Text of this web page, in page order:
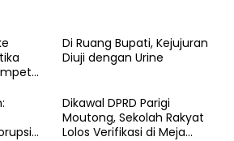
Di Ruang Bupati, Kejujuran
Diuji dengan Urine
Dikawal DPRD Parigi
Moutong, Sekolah Rakyat
Lolos Verifikasi di Meja